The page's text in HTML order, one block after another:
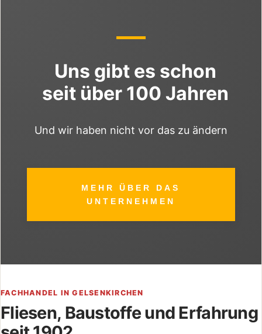
Uns gibt es schon
seit über 100 Jahren
Und wir haben nicht vor das zu ändern
MEHR ÜBER DAS
UNTERNEHMEN
FACHHANDEL IN GELSENKIRCHEN
Fliesen, Baustoffe und Erfahrung